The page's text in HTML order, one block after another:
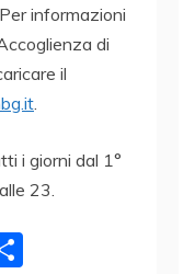
informazioni
di
il
.
i giorni dal 1°
23.